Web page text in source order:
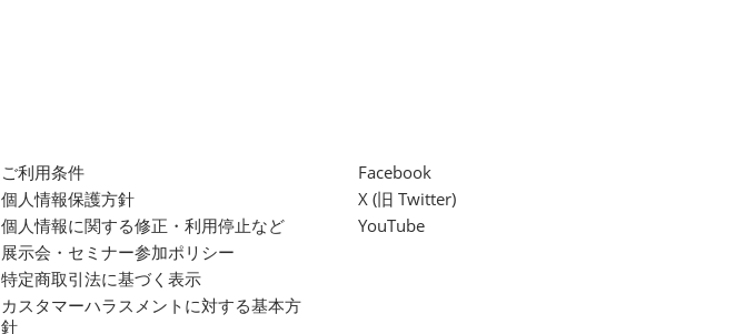
ご利用条件
個人情報保護方針
個人情報に関する修正・利用停止など
展示会・セミナー参加ポリシー
特定商取引法に基づく表示
カスタマーハラスメントに対する基本方
針
Facebook
X (旧 Twitter)
YouTube